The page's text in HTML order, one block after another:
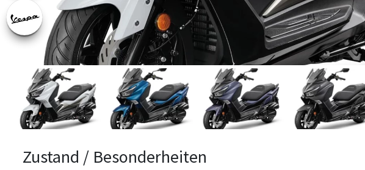
Zustand / Besonderheiten